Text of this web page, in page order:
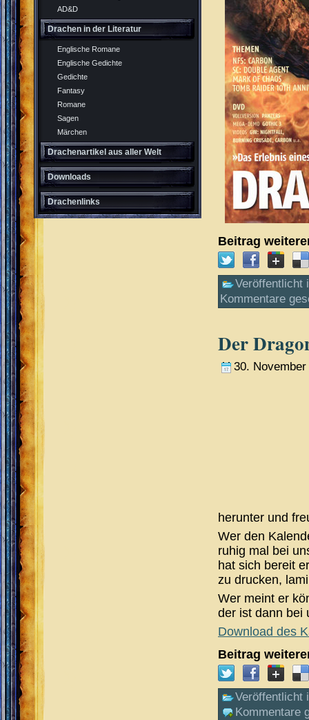
AD&D
Drachen in der Literatur
Englische Romane
Englische Gedichte
Gedichte
Fantasy
Romane
Sagen
Märchen
Drachenartikel aus aller Welt
Downloads
Drachenlinks
Beitrag
Veröffentlicht
Kommentare
Der
30.
herunter und
Wer den
ruhig mal bei
hat sich bereit
zu drucken,
Wer meint er
der ist dann bei
Download des
Beitrag
Veröffentlicht
Kommentare